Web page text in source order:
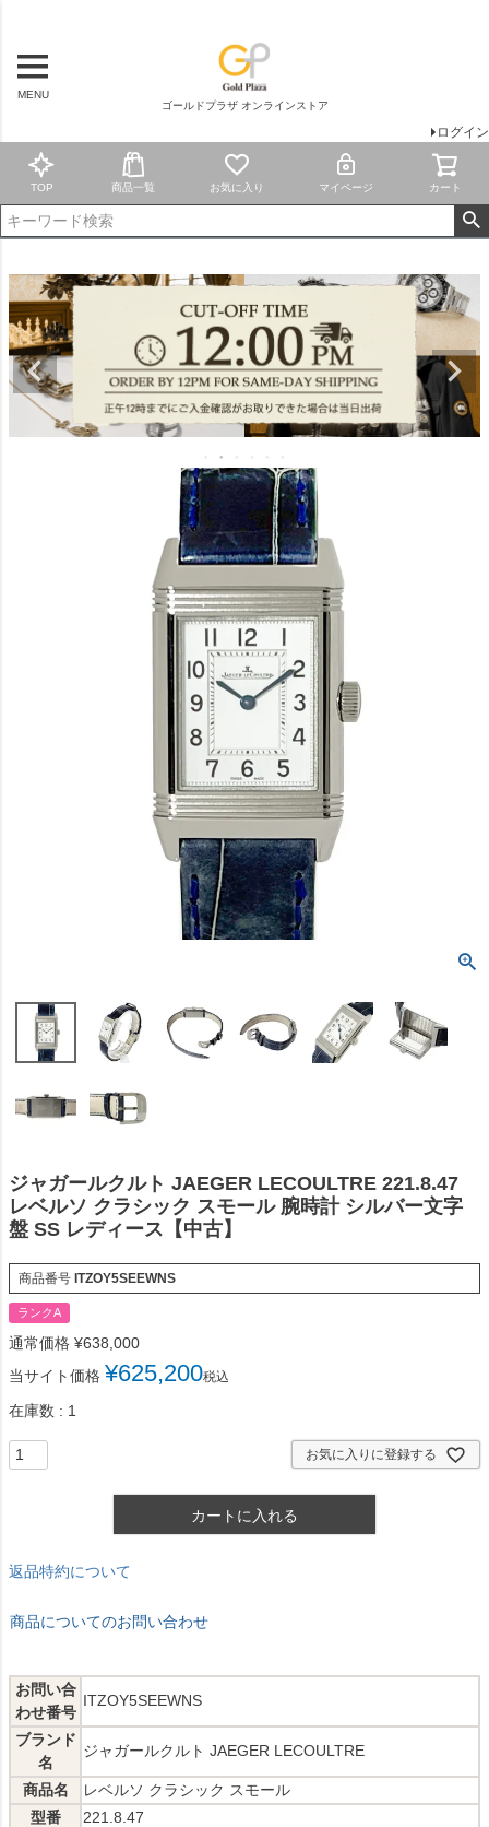
MENU
ゴールドプラザ オンラインストア
ログイン
TOP 商品一覧 お気に入り マイページ カート
ジャガールクルト JAEGER LECOULTRE 221.8.47
レベルソ クラシック スモール 腕時計 シルバー文字
盤 SS レディース【中古】
商品番号 ITZOY5SEEWNS
ランクA
通常価格 ¥638,000
当サイト価格 ¥625,200税込
在庫数 1
お気に入りに登録する
カートに入れる
返品特約について
商品についてのお問い合わせ
お問い合
わせ番号
ITZOY5SEEWNS
ブランド
名
ジャガールクルト JAEGER LECOULTRE
商品名
レベルソ クラシック スモール
型番
221.8.47